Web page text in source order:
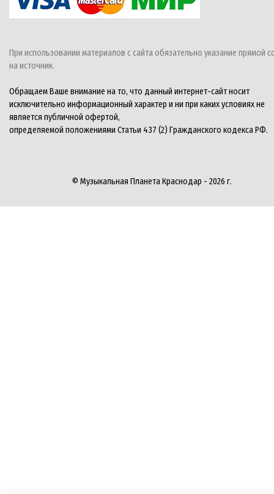
При использовании материалов с сайта обязательно указание прямой
на источник.
Обращаем Ваше внимание на то, что данный интернет-сайт носит
исключительно информационный характер и ни при каких условиях не
является публичной офертой,
определяемой положениями Статьи 437 (2) Гражданского кодекса РФ.
© Музыкальная Планета Краснодар - 2026 г.